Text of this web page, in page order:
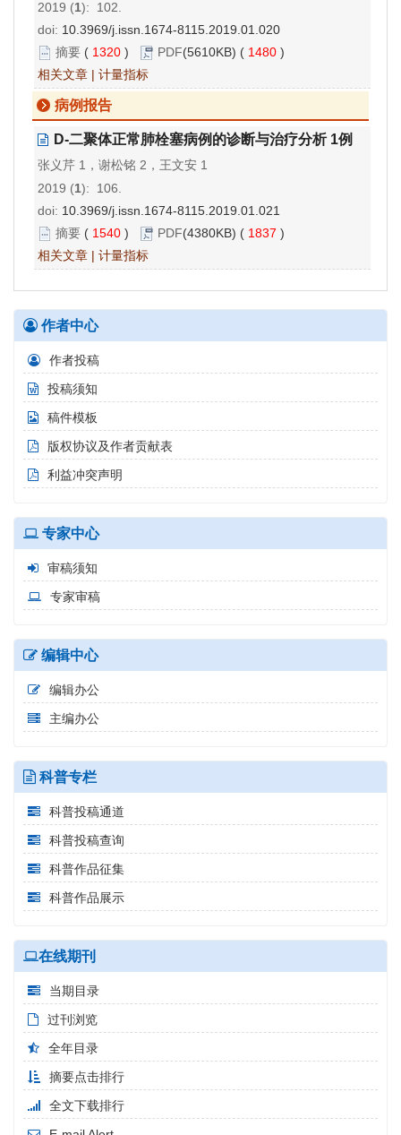
2019 (1): 102.
doi: 10.3969/j.issn.1674-8115.2019.01.020
摘要 ( 1320 ) PDF(5610KB) ( 1480 )
相关文章 | 计量指标
病例报告
D-二聚体正常肺栓塞病例的诊断与治疗分析 1例
张义芹 1，谢松铭 2，王文安 1
2019 (1): 106.
doi: 10.3969/j.issn.1674-8115.2019.01.021
摘要 ( 1540 ) PDF(4380KB) ( 1837 )
相关文章 | 计量指标
作者中心
作者投稿
投稿须知
稿件模板
版权协议及作者贡献表
利益冲突声明
专家中心
审稿须知
专家审稿
编辑中心
编辑办公
主编办公
科普专栏
科普投稿通道
科普投稿查询
科普作品征集
科普作品展示
在线期刊
当期目录
过刊浏览
全年目录
摘要点击排行
全文下载排行